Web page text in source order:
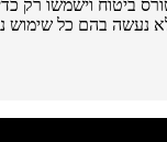
ביטוח וישמשו רק כדי
בהם כל שימוש